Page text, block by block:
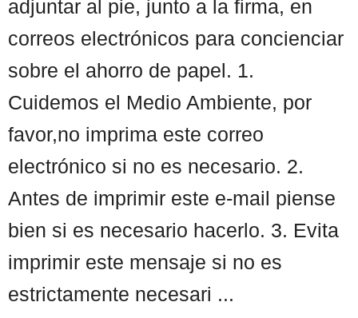
adjuntar al pie, junto a la firma, en
correos electrónicos para concienciar
sobre el ahorro de papel. 1.
Cuidemos el Medio Ambiente, por
favor,no imprima este correo
electrónico si no es necesario. 2.
Antes de imprimir este e-mail piense
bien si es necesario hacerlo. 3. Evita
imprimir este mensaje si no es
estrictamente necesari ...